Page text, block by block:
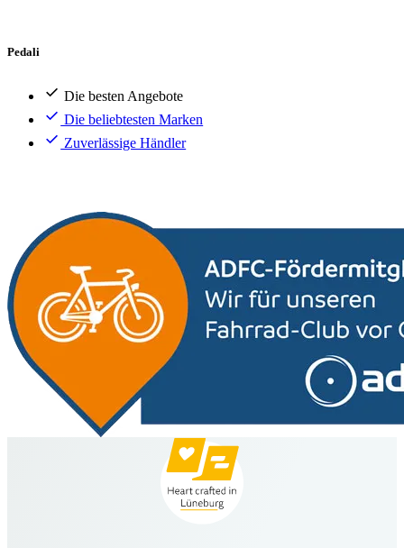
Pedali
Die besten Angebote
Die beliebtesten Marken
Zuverlässige Händler